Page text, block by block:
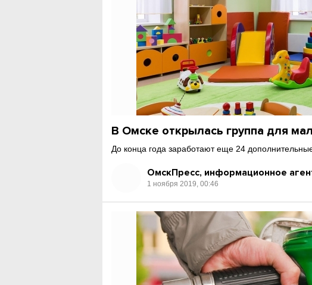
В Омске открылась группа для
До конца года заработают еще 24
ОмскПресс, информационное
1 ноября 2019, 00:46